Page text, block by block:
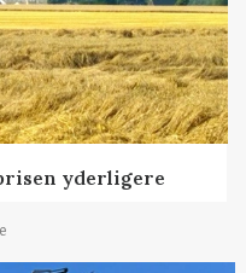
yderligere